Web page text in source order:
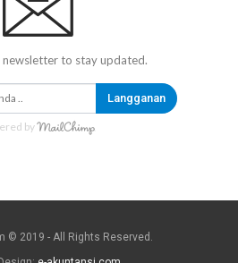
newsletter to stay updated.
Langganan
by
© 2019 - All Rights Reserved.